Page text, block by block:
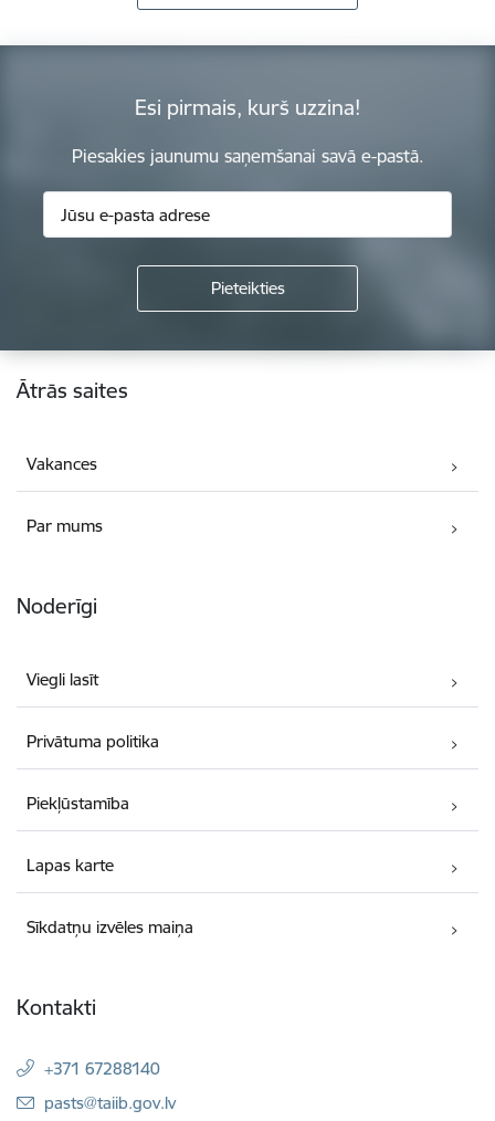
Esi pirmais, kurš uzzina!
Piesakies jaunumu saņemšanai savā e-pastā.
Kājene
Ātrās saites
Vakances
Par mums
Noderīgi
Viegli lasīt
Privātuma politika
Piekļūstamība
Lapas karte
Sīkdatņu izvēles maiņa
Kontakti
+371 67288140
E-pasts:
pasts@taiib.gov.lv